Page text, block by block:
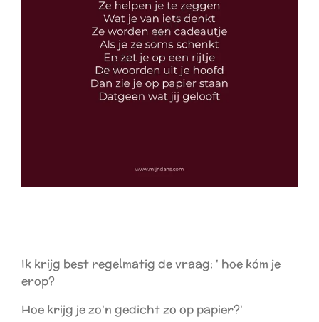
Ik krijg best regelmatig de vraag: ' hoe kóm je
erop?
Hoe krijg je zo'n gedicht zo op papier?'